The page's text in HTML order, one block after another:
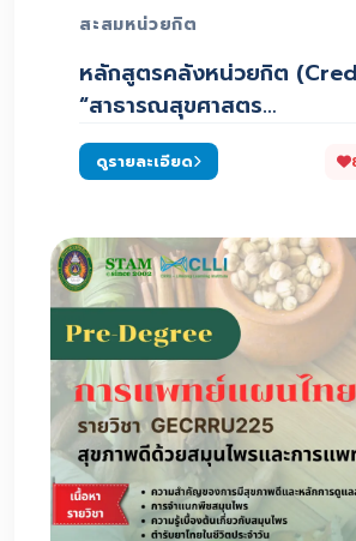
สะสมหน่วยกิต
หลักสูตรคลังหน่วยกิต
“สาธารณสุขศาสตร…
ดูรายละเอียด